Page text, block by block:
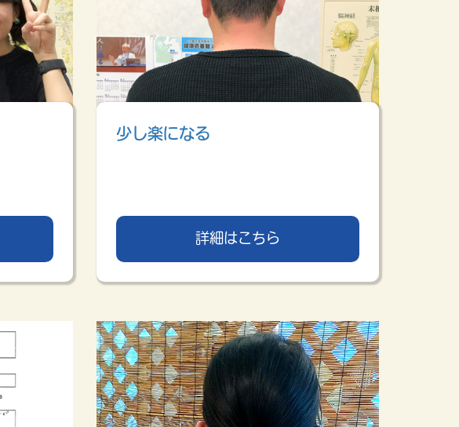
少し楽になる
詳細はこちら